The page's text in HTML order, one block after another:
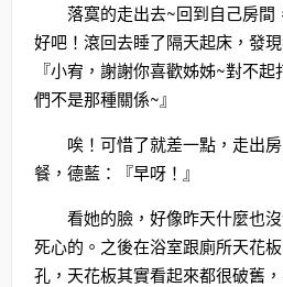
落寞的走出去~回到自己房間
好吧！滾回去睡了隔天起床，發
『小宥，謝謝你喜歡姊姊~對不
們不是那種關係~』
唉！可惜了就差一點，走出
餐，德藍：『早呀！』
看她的臉，好像昨天什麼也
死心的。之後在浴室跟廁所天花
孔，天花板其實看起來都很破舊